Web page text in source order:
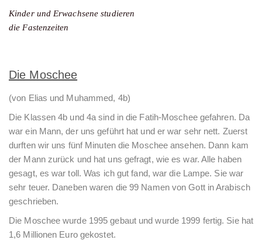
Kinder und Erwachsene studieren
die Fastenzeiten
Die Moschee
(von Elias und Muhammed, 4b)
Die Klassen 4b und 4a sind in die Fatih-Moschee gefahren. Da
war ein Mann, der uns geführt hat und er war sehr nett. Zuerst
durften wir uns fünf Minuten die Moschee ansehen. Dann kam
der Mann zurück und hat uns gefragt, wie es war. Alle haben
gesagt, es war toll. Was ich gut fand, war die Lampe. Sie war
sehr teuer. Daneben waren die 99 Namen von Gott in Arabisch
geschrieben.
Die Moschee wurde 1995 gebaut und wurde 1999 fertig. Sie hat
1,6 Millionen Euro gekostet.